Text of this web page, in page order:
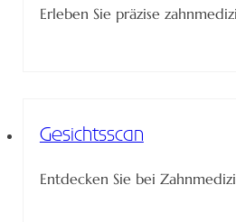
Erleben Sie präzise
Gesichtsscan
Entdecken Sie bei